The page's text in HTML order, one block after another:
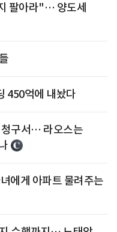
팔아라"… 양도세
450억에 내놨다
청구서… 라오스는
에게 아파트 물려주는